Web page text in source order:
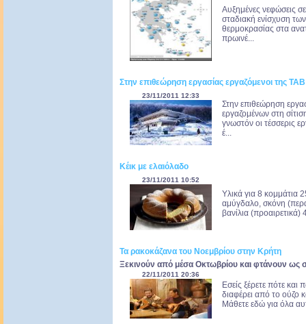
Αυξημένες νεφώσεις
σταδιακή ενίσχυση
θερμοκρασίας στα
πρωινέ...
Στην επιθεώρηση εργασίας εργαζόμενοι της
23/11/2011 12:33
Στην επιθεώρηση
εργαζομένων στη
γνωστόν οι τέσσερις
έ...
Κέικ με ελαιόλαδο
23/11/2011 10:52
Υλικά για 8 κομμάτια
αμύγδαλο, σκόνη
βανίλια
Τα ρακοκάζανα του Νοεμβρίου στην Κρήτη
Ξεκινούν από μέσα Οκτωβρίου και φτάνουν ως
22/11/2011 20:36
Εσείς ξέρετε πότε
διαφέρει από το ούζο
Μάθετε εδώ για όλα